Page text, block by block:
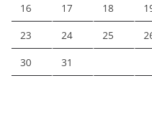
16 17 18
23 24 25
30 31